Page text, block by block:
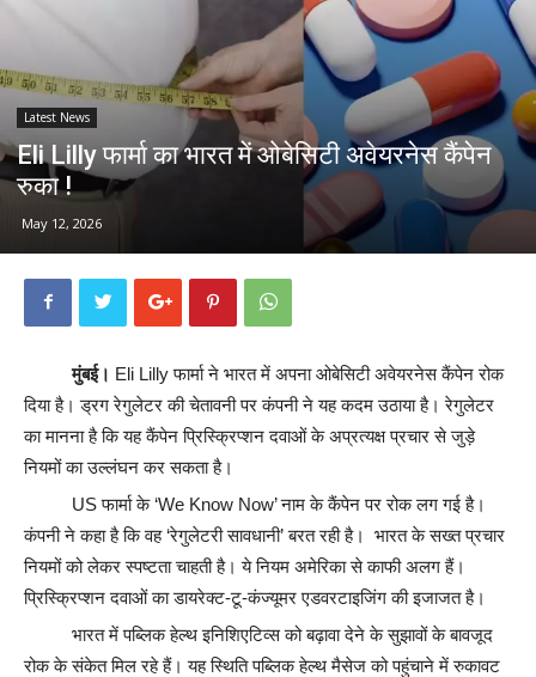
Latest News
Eli Lilly फार्मा का भारत में ओबेसिटी अवेयरनेस कैंपेन
रुका !
May 12, 2026
मुंबई। Eli Lilly फार्मा ने भारत में अपना ओबेसिटी अवेयरनेस कैंपेन रोक
दिया है। ड्रग रेगुलेटर की चेतावनी पर कंपनी ने यह कदम उठाया है। रेगुलेटर
का मानना है कि यह कैंपेन प्रिस्क्रिप्शन दवाओं के अप्रत्यक्ष प्रचार से जुड़े
नियमों का उल्लंघन कर सकता है।
US फार्मा के ‘We Know Now’ नाम के कैंपेन पर रोक लग गई है।
कंपनी ने कहा है कि वह ‘रेगुलेटरी सावधानी’ बरत रही है। भारत के सख्त प्रचार
नियमों को लेकर स्पष्टता चाहती है। ये नियम अमेरिका से काफी अलग हैं।
प्रिस्क्रिप्शन दवाओं का डायरेक्ट-टू-कंज्यूमर एडवरटाइजिंग की इजाजत है।
भारत में पब्लिक हेल्थ इनिशिएटिव्स को बढ़ावा देने के सुझावों के बावजूद
रोक के संकेत मिल रहे हैं। यह स्थिति पब्लिक हेल्थ मैसेज को पहुंचाने में रुकावट